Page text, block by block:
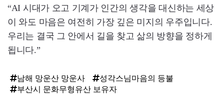
“AI 시대가 오고 기계가 인간의 생각을 대신하는 세상
이 와도 마음은 여전히 가장 깊은 미지의 우주입니다.
우리는 결국 그 안에서 길을 찾고 삶의 방향을 정하게
됩니다.”
남해 망운산 망운사
성각스님마음의 등불
부산시 문화무형유산 보유자